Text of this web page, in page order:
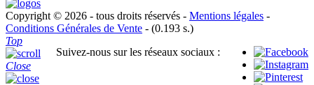
Copyright © 2026 - tous droits réservés - Mentions légales -
Conditions Générales de Vente - (0.193 s.)
Suivez-nous sur les réseaux sociaux :
Top
Close